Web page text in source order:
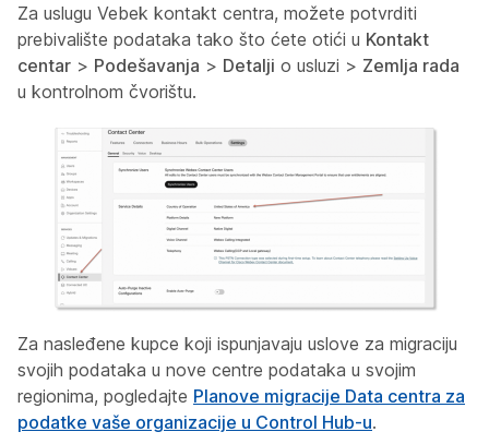
Za uslugu Vebek kontakt centra, možete potvrditi
prebivalište podataka tako što ćete otići u Kontakt
centar > Podešavanja > Detalji o usluzi > Zemlja rada
u kontrolnom čvorištu.
Za nasleđene kupce koji ispunjavaju uslove za migraciju
svojih podataka u nove centre podataka u svojim
regionima, pogledajte Planove migracije Data centra za
podatke vaše organizacije u Control Hub-u.